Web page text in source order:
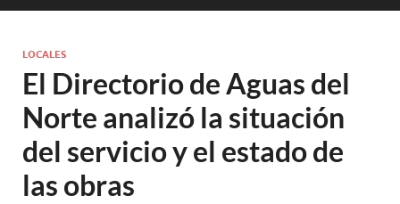
LOCALES
El Directorio de Aguas del
Norte analizó la situación
del servicio y el estado de
las obras